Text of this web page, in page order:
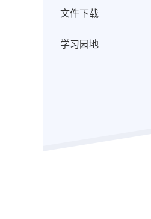
文件下载
学习园地